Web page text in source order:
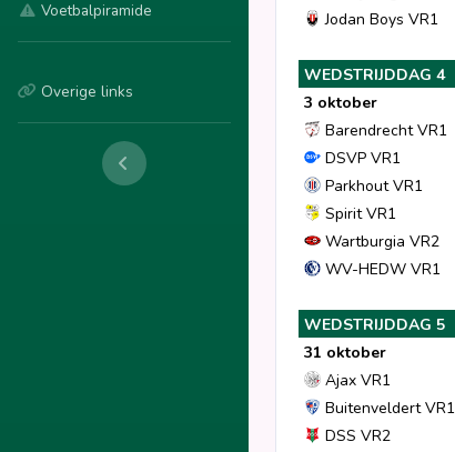
Voetbalpiramide
Overige links
Jodan Boys VR1
WEDSTRIJDDAG 4
3 oktober
Barendrecht VR1
DSVP VR1
Parkhout VR1
Spirit VR1
Wartburgia VR2
WV-HEDW VR1
WEDSTRIJDDAG 5
31 oktober
Ajax VR1
Buitenveldert VR1
DSS VR2